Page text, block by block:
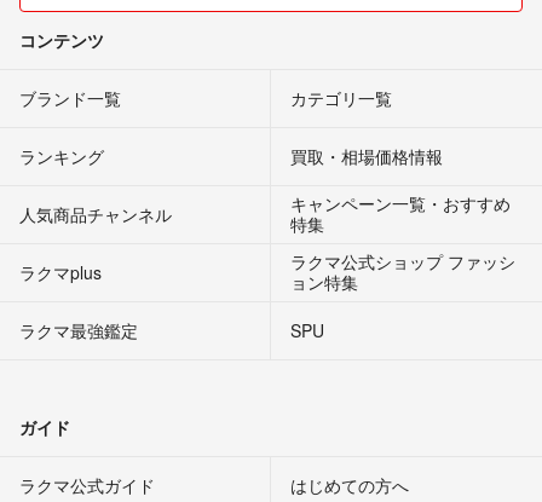
コンテンツ
ブランド一覧 カテゴリ一覧
ランキング 買取・相場価格情報
人気商品チャンネル
キャンペーン一覧・おすすめ
特集
ラクマplus
ラクマ公式ショップ ファッシ
ョン特集
ラクマ最強鑑定
SPU
ガイド
ラクマ公式ガイド はじめての方へ